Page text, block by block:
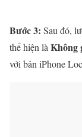
Bước 3: Sau đó,
thể hiện là Không
với bản iPhone